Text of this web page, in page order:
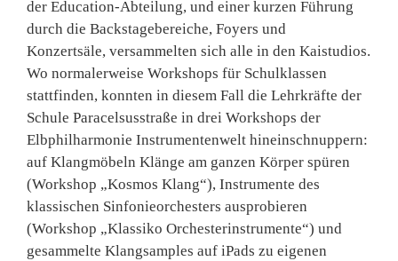
der Education-Abteilung, und einer kurzen Führung
durch die Backstagebereiche, Foyers und
Konzertsäle, versammelten sich alle in den Kaistudios.
Wo normalerweise Workshops für Schulklassen
stattfinden, konnten in diesem Fall die Lehrkräfte der
Schule Paracelsusstraße in drei Workshops der
Elbphilharmonie Instrumentenwelt hineinschnuppern:
auf Klangmöbeln Klänge am ganzen Körper spüren
(Workshop „Kosmos Klang“), Instrumente des
klassischen Sinfonieorchesters ausprobieren
(Workshop „Klassiko Orchesterinstrumente“) und
gesammelte Klangsamples auf iPads zu eigenen